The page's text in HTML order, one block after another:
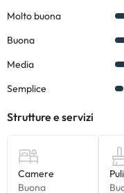
La distribuzione di tutti gli
Studio 2 persone
castello.
completamente
letto e letto a castello.
Monolocale per 4